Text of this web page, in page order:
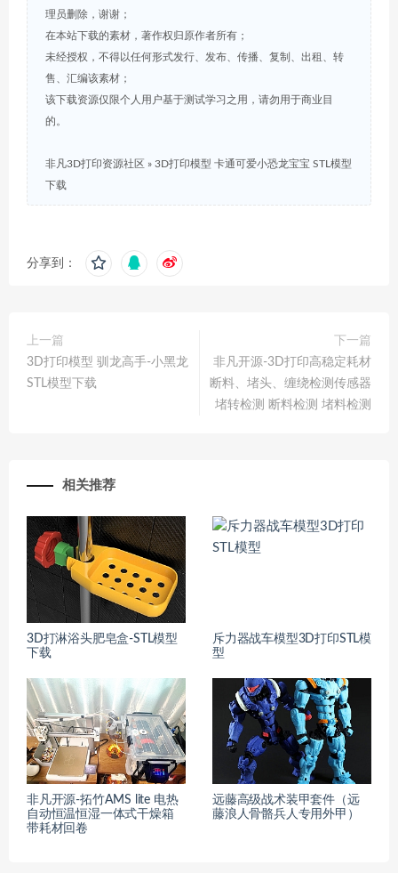
理员删除，谢谢；
在本站下载的素材，著作权归原作者所有；
未经授权，不得以任何形式发行、发布、传播、复制、出租、转
售、汇编该素材；
该下载资源仅限个人用户基于测试学习之用，请勿用于商业目
的。
非凡3D打印资源社区 » 3D打印模型 卡通可爱小恐龙宝宝 STL模型
下载
分享到：
上一篇
3D打印模型 驯龙高手-小黑龙
STL模型下载
下一篇
非凡开源-3D打印高稳定耗材
断料、堵头、缠绕检测传感器
堵转检测 断料检测 堵料检测
相关推荐
3D打淋浴头肥皂盒-STL模型
下载
斥力器战车模型3D打印STL模
型
非凡开源-拓竹AMS lite 电热
自动恒温恒湿一体式干燥箱
带耗材回卷
远藤高级战术装甲套件（远
藤浪人骨骼兵人专用外甲）